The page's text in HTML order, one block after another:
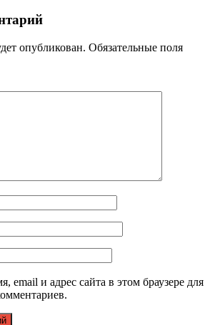
опубликован. Обязательные поля
email и адрес сайта в этом браузере для